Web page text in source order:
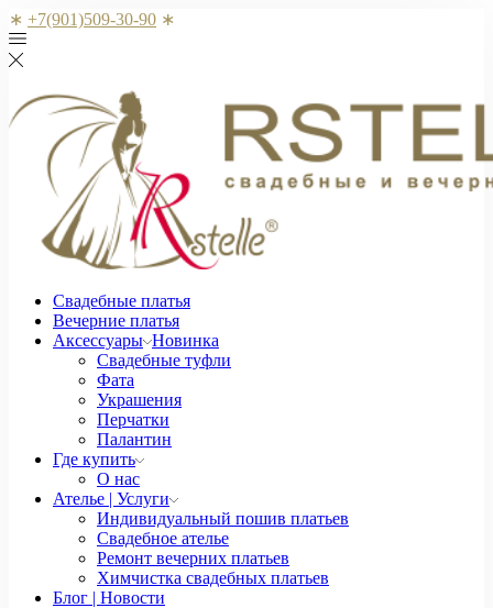
∗ +7(901)509-30-90 ∗
Свадебные платья
Вечерние платья
Аксессуары Новинка
Свадебные туфли
Фата
Украшения
Перчатки
Палантин
Где купить
О нас
Ателье | Услуги
Индивидуальный пошив платьев
Свадебное ателье
Ремонт вечерних платьев
Химчистка свадебных платьев
Блог | Новости